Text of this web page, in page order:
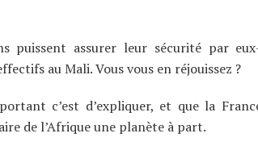
puissent assurer leur sécurité par
au Mali. Vous vous en réjouissez ?
c’est d’expliquer, et que la
de l’Afrique une planète à part.